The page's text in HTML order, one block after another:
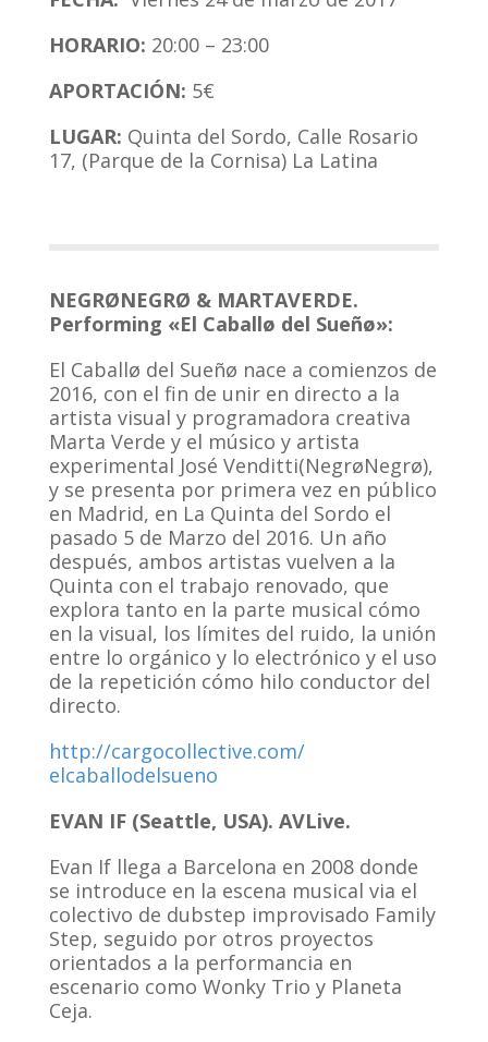
HORARIO: 20:00 – 23:00
APORTACIÓN: 5€
LUGAR: Quinta del Sordo, Calle Rosario
17, (Parque de la Cornisa) La Latina
NEGRØNEGRØ & MARTAVERDE.
Performing «El Caballø del Sueñø»:
El Caballø del Sueñø nace a comienzos de
2016, con el fin de unir en directo a la
artista visual y programadora creativa
Marta Verde y el músico y artista
experimental José Venditti(NegrøNegrø),
y se presenta por primera vez en público
en Madrid, en La Quinta del Sordo el
pasado 5 de Marzo del 2016. Un año
después, ambos artistas vuelven a la
Quinta con el trabajo renovado, que
explora tanto en la parte musical cómo
en la visual, los límites del ruido, la unión
entre lo orgánico y lo electrónico y el uso
de la repetición cómo hilo conductor del
directo.
http://cargocollective.com/
elcaballodelsueno
EVAN IF (Seattle, USA). AVLive.
Evan If llega a Barcelona en 2008 donde
se introduce en la escena musical via el
colectivo de dubstep improvisado Family
Step, seguido por otros proyectos
orientados a la performancia en
escenario como Wonky Trio y Planeta
Ceja.